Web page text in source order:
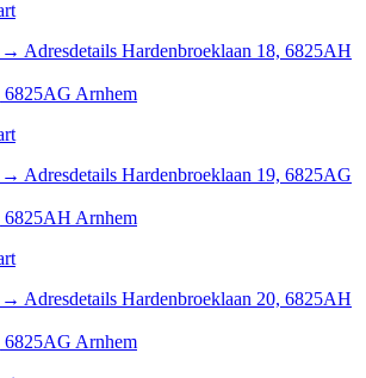
→ Adresdetails Hardenbroeklaan 18, 6825AH
6825AG Arnhem
→ Adresdetails Hardenbroeklaan 19, 6825AG
6825AH Arnhem
→ Adresdetails Hardenbroeklaan 20, 6825AH
6825AG Arnhem